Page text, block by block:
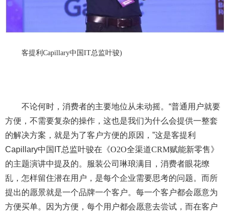
客提利 Capillary中国 IT总监叶骏)
不论何时，消费者的主要地位从未动摇。“普通用户就要
方便，不需要复杂的操作，这也是我们为什么会提供一整套
的解决方案，就是为了客户方便的原因，”这是客提利
Capillary中国 IT总监叶骏在《O2O全渠道CRM赋能新零售》
的主题演讲中提及的。服装公司琳琅满目，消费者眼花缭
乱，怎样留住潜在用户，是每个企业需要思考的问题。而所
提出的愿景就是一个品牌一个客户。每一个客户都会愿意为
方便买单。因为方便，每个用户都会愿意去尝试，而在客户